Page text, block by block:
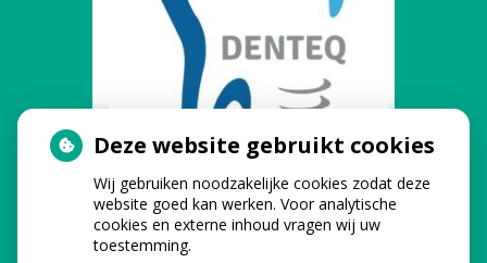
Deze website gebruikt cookies
Wij gebruiken noodzakelijke cookies zodat deze
website goed kan werken. Voor analytische
cookies en externe inhoud vragen wij uw
toestemming.